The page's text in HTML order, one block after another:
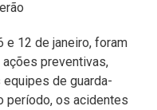
e 12 de janeiro, foram
preventivas,
de guarda-
período, os acidentes